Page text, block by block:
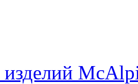
изделий